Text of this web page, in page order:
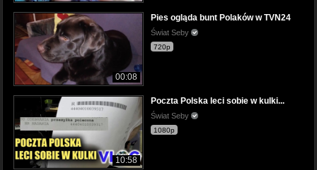
00:08
Pies ogląda bunt Polaków w TVN24
Świat Seby
720p
10:58
Poczta Polska leci sobie w kulki...
Świat Seby
1080p